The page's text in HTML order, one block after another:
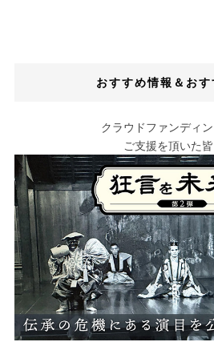
おすすめ情報＆おす
クラウドファンディン
ご支援を頂いた皆